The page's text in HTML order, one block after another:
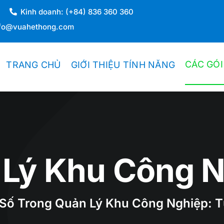
Kinh doanh: (+84) 836 360 360
TRANG CHỦ GIỚI THIỆU TÍNH NĂNG CÁC
Thương Mại Bán Sỉ
Kiosk Bán Lẻ
Khu Công
Trong Quản Lý Khu Công Nghiệp: